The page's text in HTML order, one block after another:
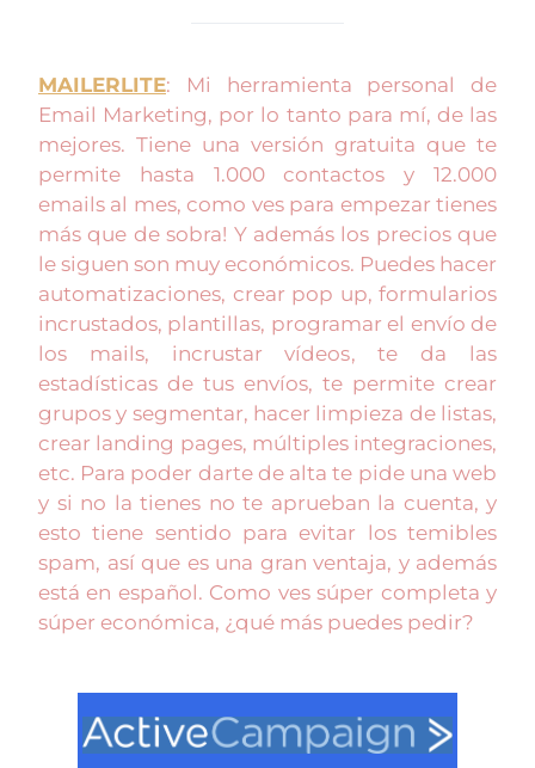
MAILERLITE: Mi herramienta personal de
Email Marketing, por lo tanto para mí, de las
mejores. Tiene una versión gratuita que te
permite hasta 1.000 contactos y 12.000
emails al mes, como ves para empezar tienes
más que de sobra! Y además los precios que
le siguen son muy económicos. Puedes hacer
automatizaciones, crear pop up, formularios
incrustados, plantillas, programar el envío de
los mails, incrustar vídeos, te da las
estadísticas de tus envíos, te permite crear
grupos y segmentar, hacer limpieza de listas,
crear landing pages, múltiples integraciones,
etc. Para poder darte de alta te pide una web
y si no la tienes no te aprueban la cuenta, y
esto tiene sentido para evitar los temibles
spam, así que es una gran ventaja, y además
está en español. Como ves súper completa y
súper económica, ¿qué más puedes pedir?